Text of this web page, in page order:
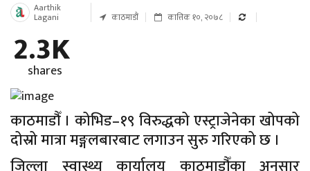
Aarthik
Lagani काठमाडौं कात्तिक १०, २०७८
2.3K
shares
काठमाडौँ । कोभिड–१९ विरुद्धको एस्ट्राजेनेका खोपको
दोस्रो मात्रा मङ्गलबारबाट लगाउन सुरु गरिएको छ ।